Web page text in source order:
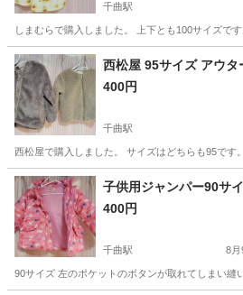
千曲駅
しまむらで購入しました。 上下とも100サイズで
長野 千曲市 千曲駅 キッズ用品
西松屋 95サイズ アウタ
400円
千曲駅
西松屋で購入しました。 サイズはどちらも95で
長野 千曲市 千曲駅 キッズ用品
子供用ジャンパー90サ
400円
千曲駅 8月
90サイズ 左のポケットのボタンが取れてしまい